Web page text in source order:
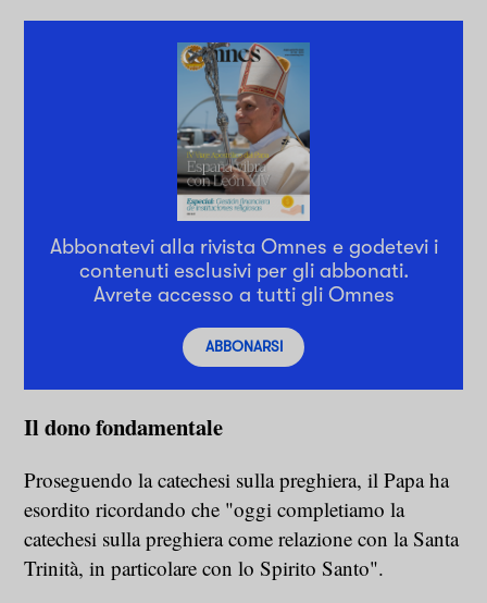
Abbonatevi alla rivista Omnes e godetevi i
contenuti esclusivi per gli abbonati.
Avrete accesso a tutti gli Omnes
ABBONARSI
Il dono fondamentale
Proseguendo la catechesi sulla preghiera, il Papa ha
esordito ricordando che "oggi completiamo la
catechesi sulla preghiera come relazione con la Santa
Trinità, in particolare con lo Spirito Santo".